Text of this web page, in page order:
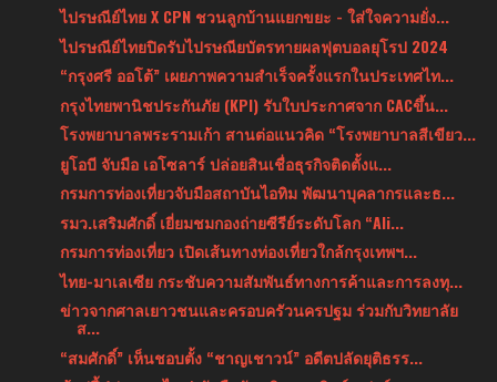
ไปรษณีย์ไทย X CPN ชวนลูกบ้านแยกขยะ - ใส่ใจความยั่ง...
ไปรษณีย์ไทยปิดรับไปรษณียบัตรทายผลฟุตบอลยุโรป 2024
“กรุงศรี ออโต้” เผยภาพความสำเร็จครั้งแรกในประเทศไท...
กรุงไทยพานิชประกันภัย (KPI) รับใบประกาศจาก CACขึ้น...
โรงพยาบาลพระรามเก้า สานต่อแนวคิด “โรงพยาบาลสีเขียว...
ยูโอบี จับมือ เอโซลาร์ ปล่อยสินเชื่อธุรกิจติดตั้งแ...
กรมการท่องเที่ยวจับมือสถาบันไอทิม พัฒนาบุคลากรและธ...
รมว.เสริมศักดิ์ เยี่ยมชมกองถ่ายซีรีย์ระดับโลก “Ali...
กรมการท่องเที่ยว เปิดเส้นทางท่องเที่ยวใกล้กรุงเทพฯ...
ไทย-มาเลเซีย กระชับความสัมพันธ์ทางการค้าและการลงทุ...
ข่าวจากศาลเยาวชนและครอบครัวนครปฐม ร่วมกับวิทยาลัย
ส...
“สมศักดิ์” เห็นชอบตั้ง “ชาญเชาวน์” อดีตปลัดยุติธรร...